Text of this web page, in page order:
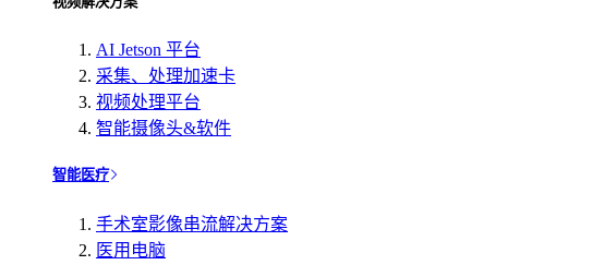
AI Jetson 平台
采集、处理加速卡
视频处理平台
智能摄像头&软件
智能医疗
手术室影像串流解决方案
医用电脑